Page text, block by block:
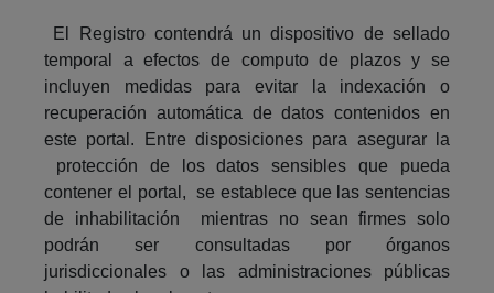
El Registro contendrá un dispositivo de sellado
temporal a efectos de computo de plazos y se
incluyen medidas para evitar la indexación o
recuperación automática de datos contenidos en
este portal. Entre disposiciones para asegurar la
protección de los datos sensibles que pueda
contener el portal, se establece que las sentencias
de inhabilitación mientras no sean firmes solo
podrán ser consultadas por órganos
jurisdiccionales o las administraciones públicas